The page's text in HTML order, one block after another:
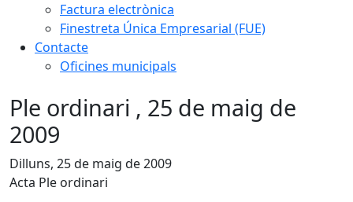
Factura electrònica
Finestreta Única Empresarial (FUE)
Contacte
Oficines municipals
Ple ordinari , 25 de maig de
2009
Dilluns, 25 de maig de 2009
Acta Ple ordinari